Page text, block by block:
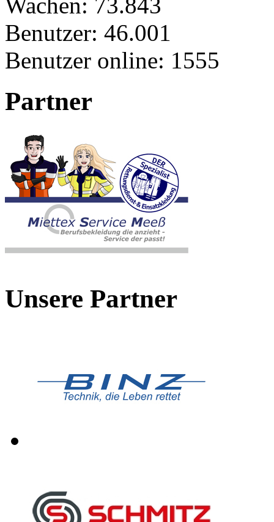
Wachen: 73.843
Benutzer: 46.001
Benutzer online: 1555
Partner
Unsere Partner